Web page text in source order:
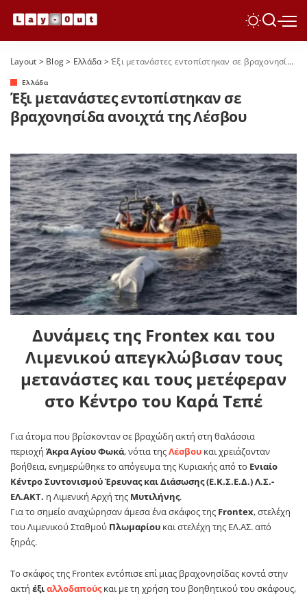
Layout > Blog> Ελλάδα>Έξι μετανάστες εντοπίστηκαν σε βραχονησίδα ανοιχτά της Λέσβου
Ελλάδα
Έξι μετανάστες εντοπίστηκαν σε
βραχονησίδα ανοιχτά της Λέσβου
Δυνάμεις της Frontex και του
Λιμενικού απεγκλώβισαν τους
μετανάστες και τους μετέφεραν
στο Κέντρο του Καρά Τεπέ
Για άτομα που βρίσκονταν σε βραχώδη ακτή στη θαλάσσια
περιοχή Άκρα Αγίου Φωκά, νότια τηςΛέσβου και χρειάζονταν
βοήθεια, ενημερώθηκε το απόγευμα της Κυριακής από το Ενιαίο
Κέντρο Συντονισμού Έρευνας και Διάσωσης (Ε.Κ.Σ.Ε.Δ.) Λ.Σ.-
ΕΛ.ΑΚΤ. η Λιμενική Αρχή της Μυτιλήνης.
Για το σημείο αναχώρησαν άμεσα ένα σκάφος της Frontex, στελέχη
του Λιμενικού Σταθμού Πλωμαρίου και στελέχη της ΕΛ.ΑΣ. από
ξηράς.
Το σκάφος της Frontex εντόπισε επί μιας βραχονησίδας κοντά στην
ακτή έξιαλλοδαπούςκαι με τη χρήση του βοηθητικού του σκάφους,